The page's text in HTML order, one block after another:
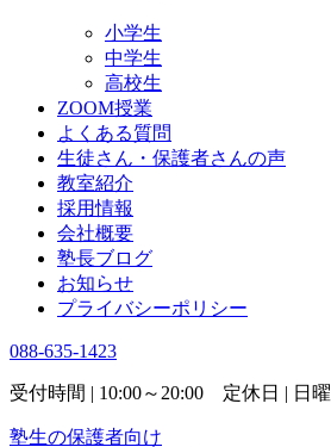
小学生
中学生
高校生
ZOOM授業
よくある質問
生徒さん・保護者さんの声
教室紹介
採用情報
会社概要
塾長ブログ
お知らせ
プライバシーポリシー
088-635-1423
受付時間 | 10:00～20:00 定休日 | 日曜
塾生の保護者向け